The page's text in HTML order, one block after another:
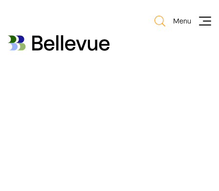
Bellevue Group AG
Menu